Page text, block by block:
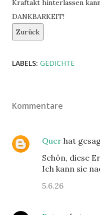
Kraftakt hinterlassen
DANKBARKEIT!
Zurück
LABELS: GEDICHTE
Kommentare
Quer hat
Schön, diese
Ich kann sie
5.6.26